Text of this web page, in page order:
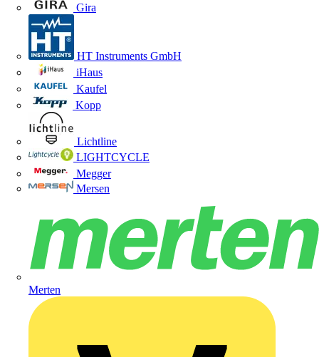
Gira
HT Instruments GmbH
iHaus
Kaufel
Kopp
Lichtline
LIGHTCYCLE
Megger
Mersen
Merten